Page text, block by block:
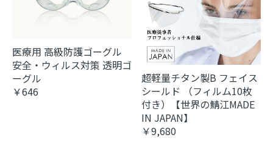
医療用 高級防護ゴーグル
安全・ウィルス対策 透明ゴ
ーグル
￥646
超軽量チタン製B フェイス
シールド （フィルム10枚
付き）【世界の鯖江MADE
IN JAPAN】
￥9,680